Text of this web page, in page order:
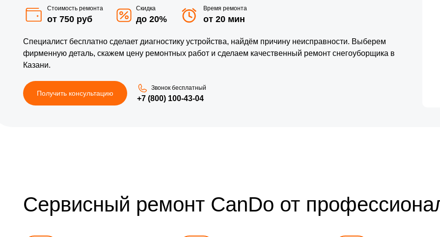
Стоимость ремонта
от 750 руб
Скидка
до 20%
Время ремонта
от 20 мин
Специалист бесплатно сделает диагностику устройства, найдём причину неисправности. Выберем
фирменную деталь, скажем цену ремонтных работ и сделаем качественный ремонт снегоуборщика в
Казани.
Получить консультацию
Звонок бесплатный
+7 (800) 100-43-04
Сервисный ремонт CanDo от